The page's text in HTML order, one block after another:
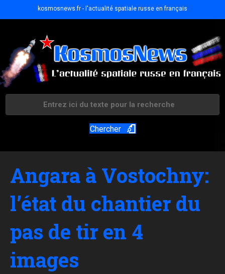
kosmosnews.fr - l'actualité spatiale russe en français
Chercher
Angara à Vostochny:
l’état du chantier du
pas de tir en 4
images